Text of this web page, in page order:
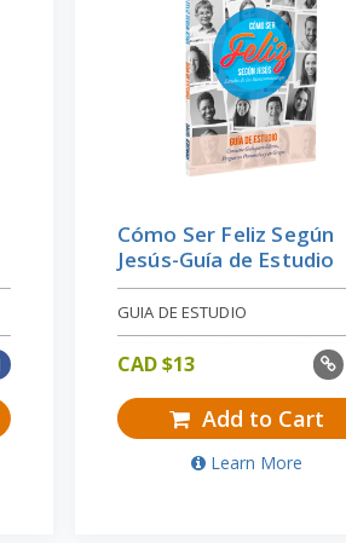
Cómo Ser Feliz Según
Jesús-Guía de Estudio
GUIA DE ESTUDIO
CAD $13
Add to Cart
Learn More